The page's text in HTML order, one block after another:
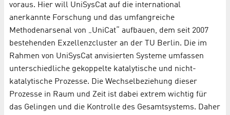
voraus. Hier will UniSysCat auf die international
anerkannte Forschung und das umfangreiche
Methodenarsenal von „UniCat“ aufbauen, dem seit 2007
bestehenden Exzellenzcluster an der TU Berlin. Die im
Rahmen von UniSysCat anvisierten Systeme umfassen
unterschiedliche gekoppelte katalytische und nicht-
katalytische Prozesse. Die Wechselbeziehung dieser
Prozesse in Raum und Zeit ist dabei extrem wichtig für
das Gelingen und die Kontrolle des Gesamtsystems. Daher